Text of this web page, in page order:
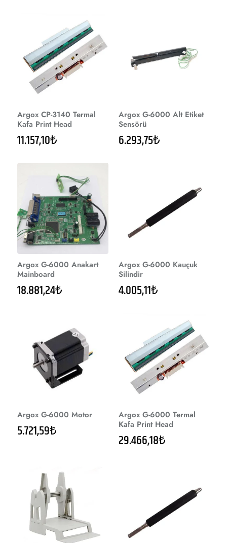
Argox CP-3140 Termal
Kafa Print Head
11.157,10₺
Argox G-6000 Alt Etiket
Sensörü
6.293,75₺
Argox G-6000 Anakart
Mainboard
18.881,24₺
Argox G-6000 Kauçuk
Silindir
4.005,11₺
Argox G-6000 Motor
5.721,59₺
Argox G-6000 Termal
Kafa Print Head
29.466,18₺